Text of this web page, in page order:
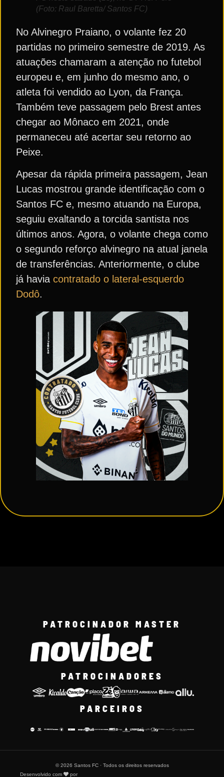
(Foto: Raul Baretta/ Santos FC)
No Alvinegro Praiano, o volante fez 20
partidas no primeiro semestre de 2019. As
atuações chamaram a atenção no futebol
europeu e, em junho do mesmo ano, o
atleta foi vendido ao Lyon, da França.
Também teve passagem pelo Brest antes
chegar ao Mônaco em 2021, onde
permaneceu até acertar seu retorno ao
Peixe.
Apesar da rápida primeira passagem, Jean
Lucas mostrou grande identificação com o
Santos FC e, mesmo atuando na Europa,
seguiu exaltando a torcida santista nos
últimos anos. Agora, o volante chega como
o segundo reforço alvinegro na atual janela
de transferências. Anteriormente, o clube
já havia contratado o lateral-esquerdo
Dodô.
PATROCINADOR MASTER
PATROCINADORES
PARCEIROS
© 2026 Santos FC · Todos os direitos reservados
Desenvolvido com
por